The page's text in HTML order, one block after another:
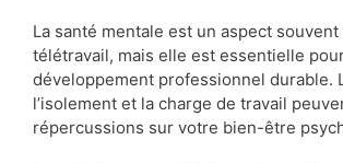
La santé mentale est un aspect
télétravail, mais elle est essentielle
développement professionnel durable.
l’isolement et la charge de travail
répercussions sur votre bien-être